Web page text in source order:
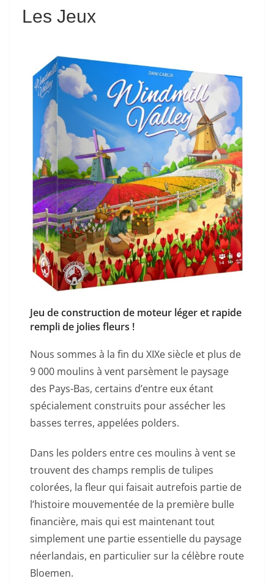
Les Jeux
Jeu de construction de moteur léger et rapide
rempli de jolies fleurs !
Nous sommes à la fin du XIXe siècle et plus de
9 000 moulins à vent parsèment le paysage
des Pays-Bas, certains d’entre eux étant
spécialement construits pour assécher les
basses terres, appelées polders.
Dans les polders entre ces moulins à vent se
trouvent des champs remplis de tulipes
colorées, la fleur qui faisait autrefois partie de
l’histoire mouvementée de la première bulle
financière, mais qui est maintenant tout
simplement une partie essentielle du paysage
néerlandais, en particulier sur la célèbre route
Bloemen.